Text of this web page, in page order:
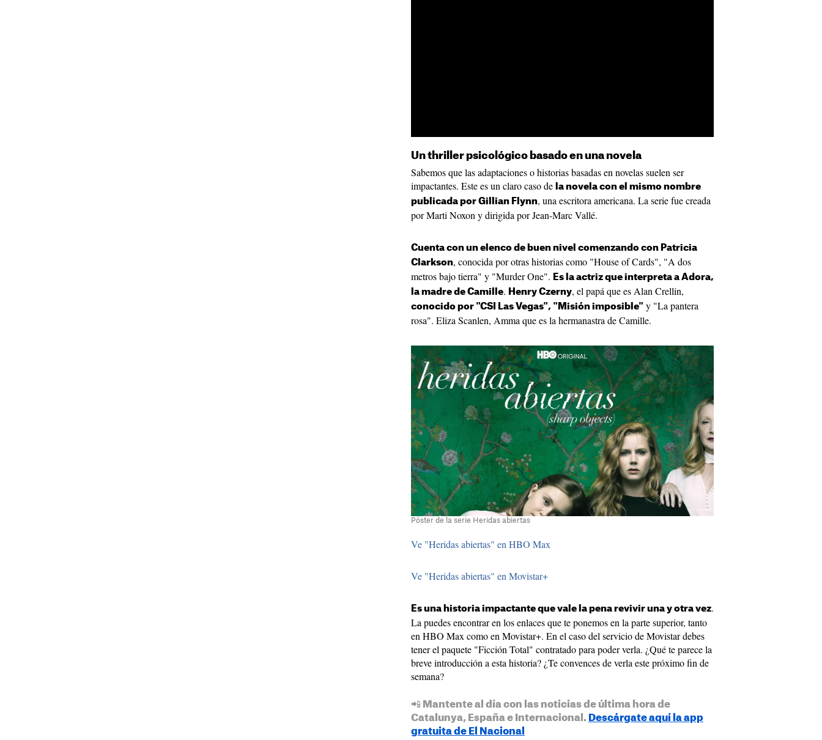
Un thriller psicológico basado en una novela
Sabemos que las adaptaciones o historias basadas en novelas suelen ser
impactantes. Este es un claro caso de la novela con el mismo nombre
publicada por Gillian Flynn, una escritora americana. La serie fue creada
por Marti Noxon y dirigida por Jean-Marc Vallé.
Cuenta con un elenco de buen nivel comenzando con Patricia
Clarkson, conocida por otras historias como "House of Cards", "A dos
metros bajo tierra" y "Murder One". Es la actriz que interpreta a Adora,
la madre de Camille. Henry Czerny, el papá que es Alan Crellin,
conocido por "CSI Las Vegas", "Misión imposible" y "La pantera
rosa". Eliza Scanlen, Amma que es la hermanastra de Camille.
Póster de la serie Heridas abiertas
Ve "Heridas abiertas" en HBO Max
Ve "Heridas abiertas" en Movistar+
Es una historia impactante que vale la pena revivir una y otra vez.
La puedes encontrar en los enlaces que te ponemos en la parte superior, tanto
en HBO Max como en Movistar+. En el caso del servicio de Movistar debes
tener el paquete "Ficción Total" contratado para poder verla. ¿Qué te parece la
breve introducción a esta historia? ¿Te convences de verla este próximo fin de
semana?
📲 Mantente al día con las noticias de última hora de
Catalunya, España e Internacional. Descárgate aquí la app
gratuita de El Nacional